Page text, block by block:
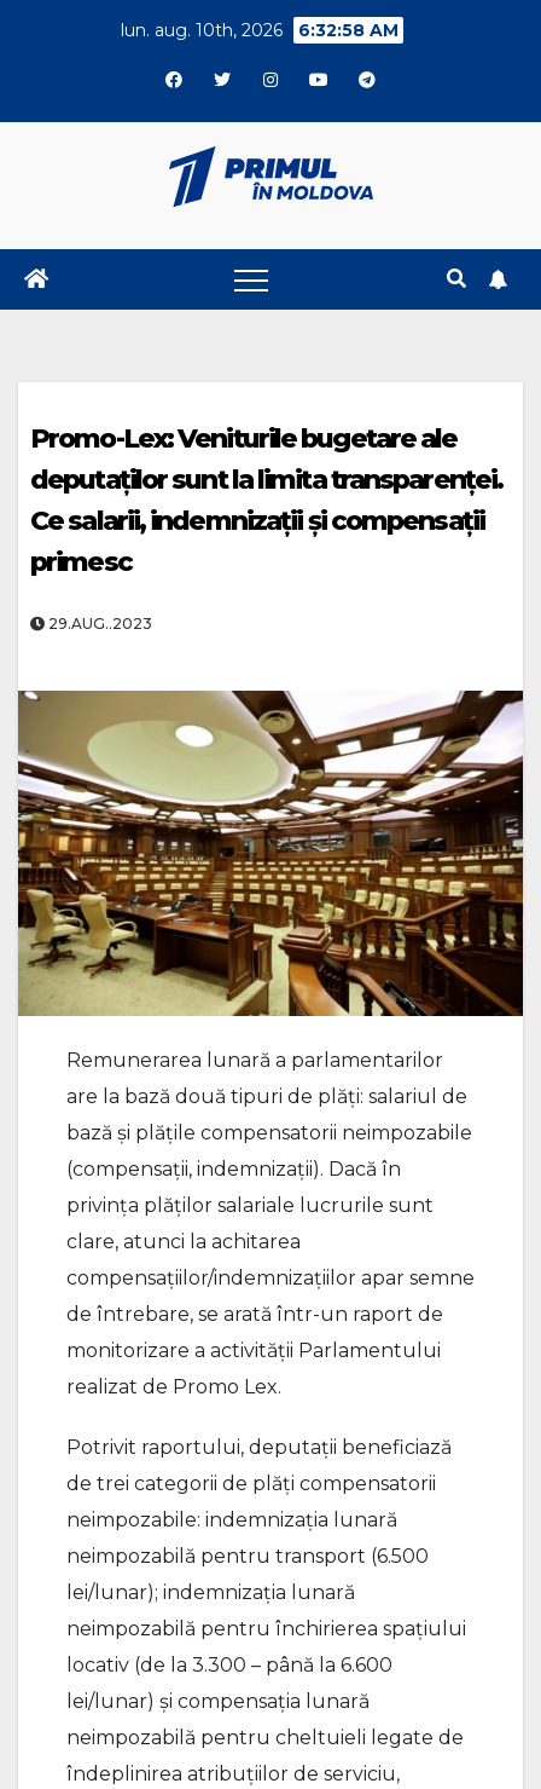
lun. aug. 10th, 2026 6:32:59 AM
Promo-Lex: Veniturile bugetare ale
deputaților sunt la limita transparenței.
Ce salarii, indemnizații și compensații
primesc
29.AUG..2023
Remunerarea lunară a parlamentarilor
are la bază două tipuri de plăți: salariul de
bază și plățile compensatorii neimpozabile
(compensații, indemnizații). Dacă în
privința plăților salariale lucrurile sunt
clare, atunci la achitarea
compensațiilor/indemnizațiilor apar semne
de întrebare, se arată într-un raport de
monitorizare a activității Parlamentului
realizat de Promo Lex.
Potrivit raportului, deputații beneficiază
de trei categorii de plăți compensatorii
neimpozabile: indemnizația lunară
neimpozabilă pentru transport (6.500
lei/lunar); indemnizația lunară
neimpozabilă pentru închirierea spațiului
locativ (de la 3.300 – până la 6.600
lei/lunar) și compensația lunară
neimpozabilă pentru cheltuieli legate de
îndeplinirea atribuțiilor de serviciu,